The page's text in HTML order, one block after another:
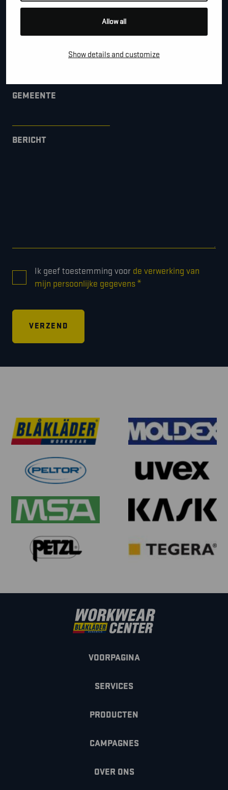
Allow all
Show details and customize
E-MAIL *
BEDRIJFSNAAM
GEMEENTE
BERICHT
* Ik geef toestemming voor de verwerking van
mijn persoonlijke gegevens*
VOORPAGINA
SERVICES
PRODUCTEN
CAMPAGNES
OVER ONS